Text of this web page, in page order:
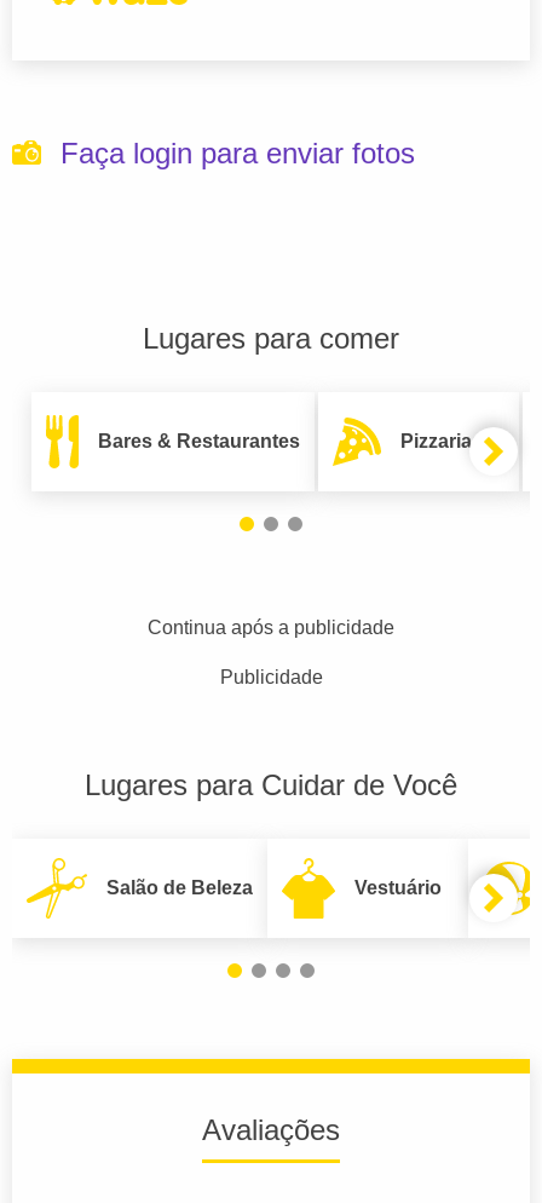
Faça login para enviar fotos
Lugares para comer
Bares & Restaurantes Pizzarias
Continua após a publicidade
Publicidade
Lugares para Cuidar de Você
Salão de Beleza Vestuário
Avaliações